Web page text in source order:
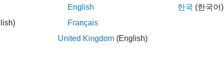
및 아티팩트 배포
서 코드 생성
English
Français
United Kingdom (English)
한국 (한국어)